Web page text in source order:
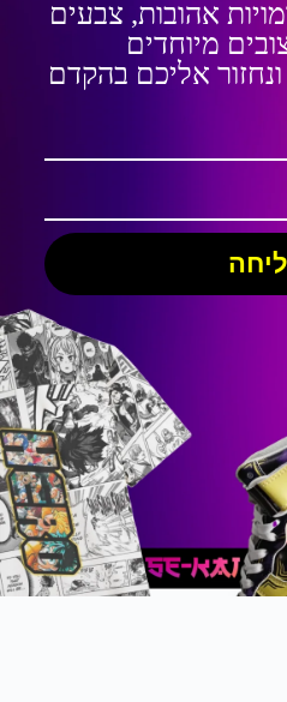
אהובות, צבעים
מיוחדים
אליכם בהקדם